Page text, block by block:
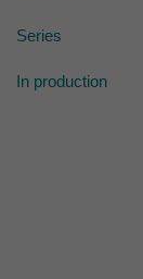
Series
In production